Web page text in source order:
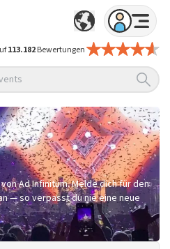
113.182Bewertungen
Ad Infinitum. Melde dich für den
— so verpasst du nie eine neue